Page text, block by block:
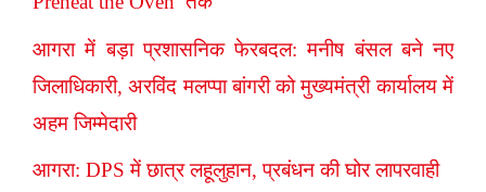
आगरा में बड़ा प्रशासनिक फेरबदल: मनीष बंसल बने नए
जिलाधिकारी, अरविंद मलप्पा बांगरी को मुख्यमंत्री कार्यालय में
अहम जिम्मेदारी
आगरा: DPS में छात्र लहूलुहान, प्रबंधन की घोर लापरवाही